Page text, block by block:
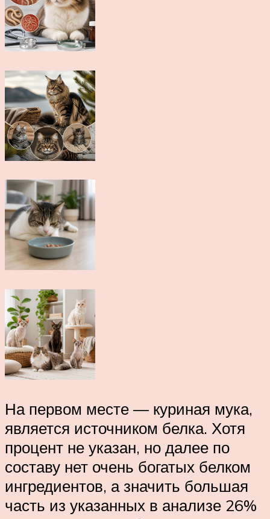
На первом месте — куриная мука,
является источником белка. Хотя
процент не указан, но далее по
составу нет очень богатых белком
ингредиентов, а значить большая
часть из указанных в анализе 26%